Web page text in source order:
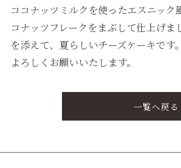
ココナッツミルクを使ったエスニック
コナッツフレークをまぶして仕上げま
を添えて、夏らしいチーズケーキです。
よろしくお願いいたします。
一覧へ戻る